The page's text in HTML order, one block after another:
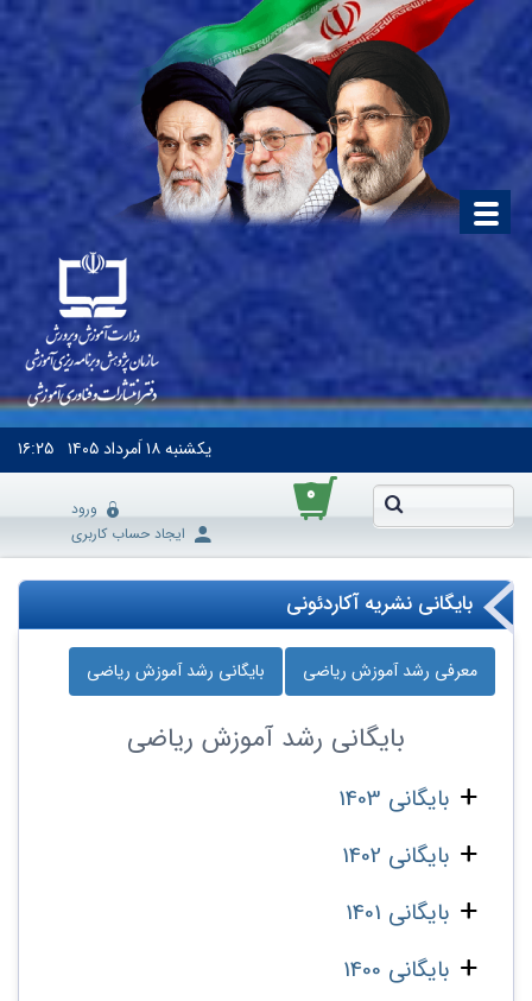
یکشنبه۱۸ اَمرداد ۱۴۰۵ ۱۶:۲۵
۰
ورود
ایجاد حساب کاربری
بایگانی نشریه آکاردئونی
معرفی رشد آموزش ریاضی بایگانی رشد آموزش ریاضی
بایگانی رشد آموزش ریاضی
بایگانی 1403
بایگانی 1402
بایگانی 1401
بایگانی 1400